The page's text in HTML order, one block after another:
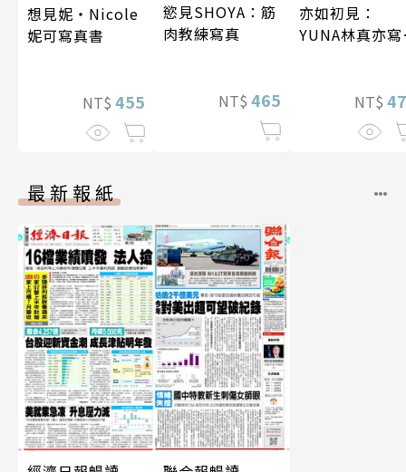
想見妮‧Nicole
妮可寫真書
NT$ 455
慾見SHOYA：筋
肉教練寫真
NT$ 465
亦如初見：
YUNA林真亦寫
NT$
最新報紙